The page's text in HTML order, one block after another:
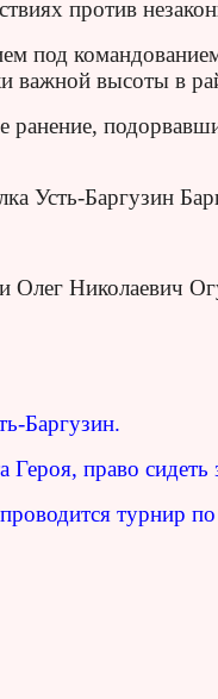
против
под
важной высоты в
ранение,
Усть-Баргузин
Олег Николаевич
Баргузин.
право
турнир